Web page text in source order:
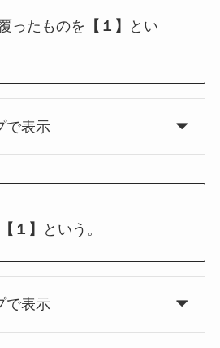
ったものを 【１】
とい
で表示
【１】 という。
で表示